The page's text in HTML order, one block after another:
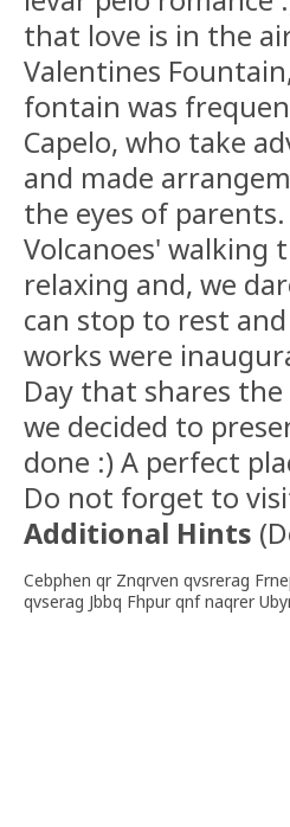
that love is in the
Valentines
fontain was
Capelo, who take
and made
the eyes of
Volcanoes' walking
relaxing and, we
can stop to rest
works were
Day that shares
we decided to
done :) A perfect
Do not forget to
Additional Hints (
Cebphen qr Znqrven qvsrerag
qvserag Jbbq Fhpur qnf naqrer